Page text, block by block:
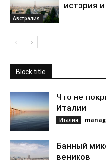
Австралия
история и
Block title
Что не
Италии
Италия
Банный
веников